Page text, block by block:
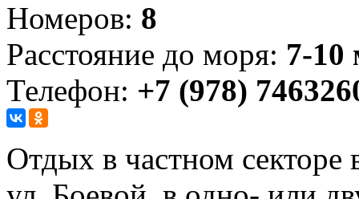
Номеров: 8
Расстояние до моря: 7-10
Телефон: +7 (978)
Отдых в частном секторе